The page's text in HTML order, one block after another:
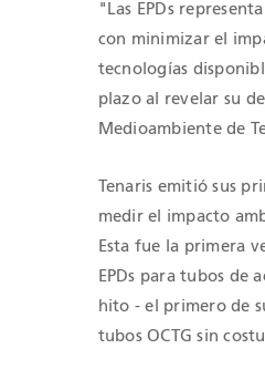
"Las EPDs
con minimizar el
tecnologías
plazo al revelar su
Medioambiente de
Tenaris emitió sus
medir el impacto
Esta fue la primera
EPDs para tubos de
hito - el primero de
tubos OCTG sin